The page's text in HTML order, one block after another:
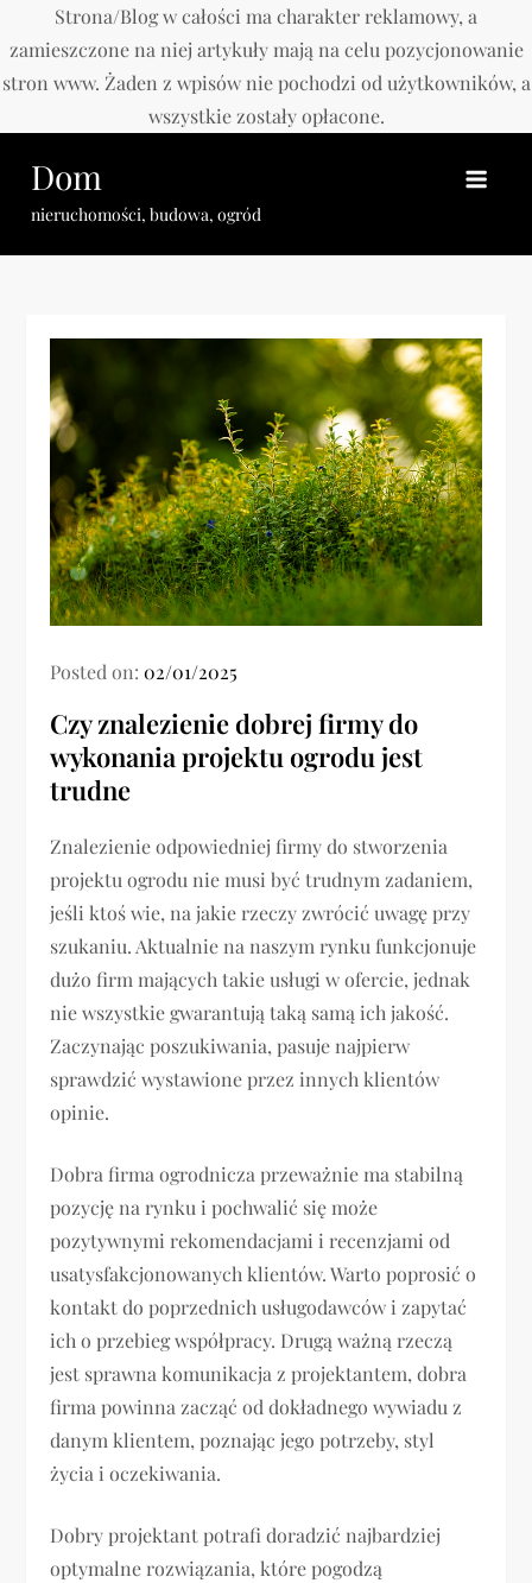
Strona/Blog w całości ma charakter reklamowy, a
zamieszczone na niej artykuły mają na celu pozycjonowanie
stron www. Żaden z wpisów nie pochodzi od użytkowników, a
wszystkie zostały opłacone.
content
Dom
nieruchomości, budowa, ogród
Posted on:02/01/2025
Czy znalezienie dobrej firmy do
wykonania projektu ogrodu jest
trudne
Znalezienie odpowiedniej firmy do stworzenia
projektu ogrodu nie musi być trudnym zadaniem,
jeśli ktoś wie, na jakie rzeczy zwrócić uwagę przy
szukaniu. Aktualnie na naszym rynku funkcjonuje
dużo firm mających takie usługi w ofercie, jednak
nie wszystkie gwarantują taką samą ich jakość.
Zaczynając poszukiwania, pasuje najpierw
sprawdzić wystawione przez innych klientów
opinie.
Dobra firma ogrodnicza przeważnie ma stabilną
pozycję na rynku i pochwalić się może
pozytywnymi rekomendacjami i recenzjami od
usatysfakcjonowanych klientów. Warto poprosić o
kontakt do poprzednich usługodawców i zapytać
ich o przebieg współpracy. Drugą ważną rzeczą
jest sprawna komunikacja z projektantem, dobra
firma powinna zacząć od dokładnego wywiadu z
danym klientem, poznając jego potrzeby, styl
życia i oczekiwania.
Dobry projektant potrafi doradzić najbardziej
optymalne rozwiązania, które pogodzą